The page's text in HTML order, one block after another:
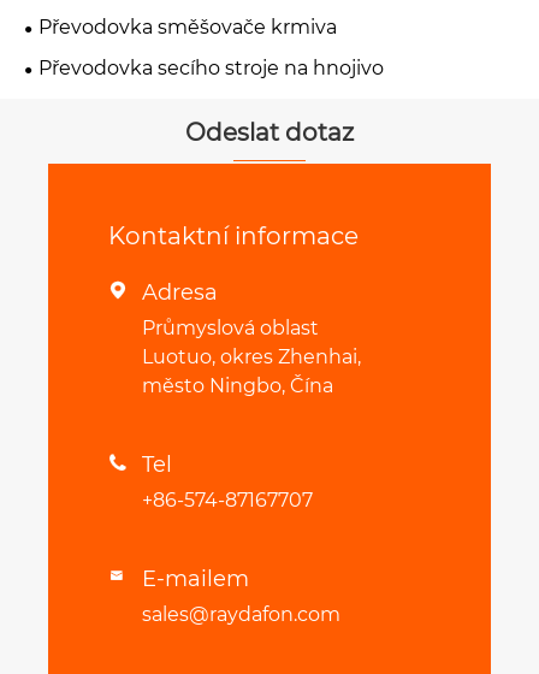
Převodovka směšovače krmiva
Převodovka secího stroje na hnojivo
Odeslat dotaz
Kontaktní informace
 Adresa
Průmyslová oblast
Luotuo, okres Zhenhai,
město Ningbo, Čína
 Tel
+86-574-87167707
 E-mailem
sales@raydafon.com